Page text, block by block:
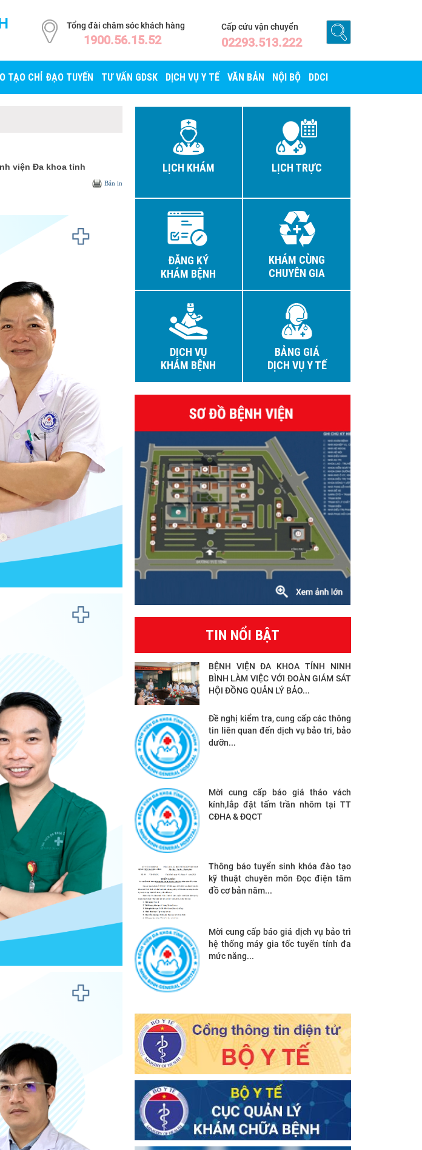
Tổng đài chăm sóc khách hàng
1900.56.15.52
Cấp cứu vận chuyển
02293.513.222
TẠO CHỈ ĐẠO TUYẾN TƯ VẤN GDSK DỊCH VỤ Y TẾ VĂN BẢN NỘI BỘ DDCI
viện Đa khoa tỉnh
Bản in
LỊCH KHÁM LỊCH TRỰC
ĐĂNG KÝ
KHÁM BỆNH
KHÁM CÙNG
CHUYÊN GIA
DỊCH VỤ
KHÁM BỆNH
BẢNG GIÁ
DỊCH VỤ Y TẾ
TIN NỔI BẬT
BỆNH VIỆN ĐA KHOA TỈNH NINH
BÌNH LÀM VIỆC VỚI ĐOÀN GIÁM SÁT
HỘI ĐỒNG QUẢN LÝ BẢO...
Đề nghị kiểm tra, cung cấp các thông
tin liên quan đến dịch vụ bảo tri, bảo
dưỡn...
Mời cung cấp báo giá tháo vách
kính,lắp đặt tấm trần nhôm tại TT
CĐHA & ĐQCT
Thông báo tuyển sinh khóa đào tạo
kỹ thuật chuyên môn Đọc điện tâm
đồ cơ bản năm...
Mời cung cấp báo giá dịch vụ bảo trì
hệ thống máy gia tốc tuyến tính đa
mức năng...